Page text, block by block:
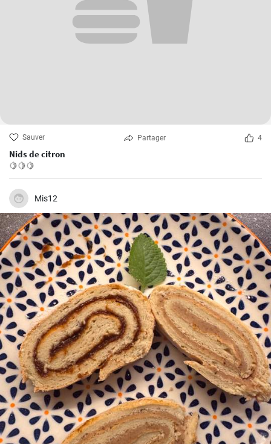
Sauver Partager 4
Nids de citron
🍋🍋🍋
Mis12